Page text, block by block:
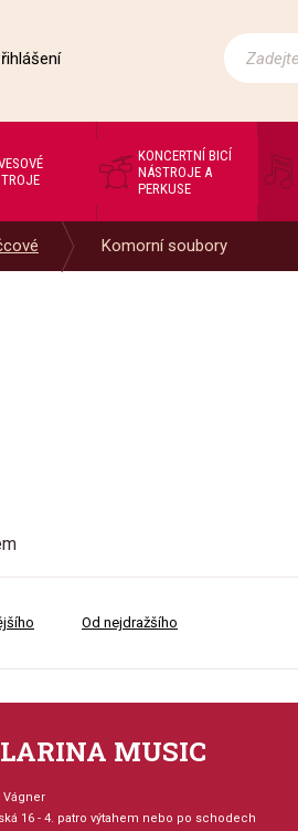
KONCERTNÍ BICÍ
NÁSTROJE A
PERKUSE
Komorní soubory
Od nejdražšího
MUSIC
Vágner
16 - 4. patro výtahem nebo po schodech